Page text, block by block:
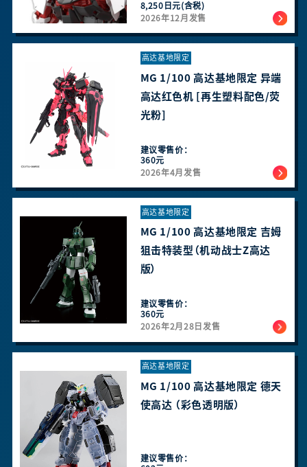
8,250日元(含税)
2026年12月发售
高达基地限定
MG 1/100 高达基地限定 异端
高达红色机 [再生塑料配色/荧
光粉]
建议零售价：
360元
2026年4月发售
高达基地限定
MG 1/100 高达基地限定 吉姆
狙击特装型（机动战士Z高达
版）
建议零售价：
360元
2026年2月28日发售
高达基地限定
MG 1/100 高达基地限定 德天
使高达 （彩色透明版）
建议零售价：